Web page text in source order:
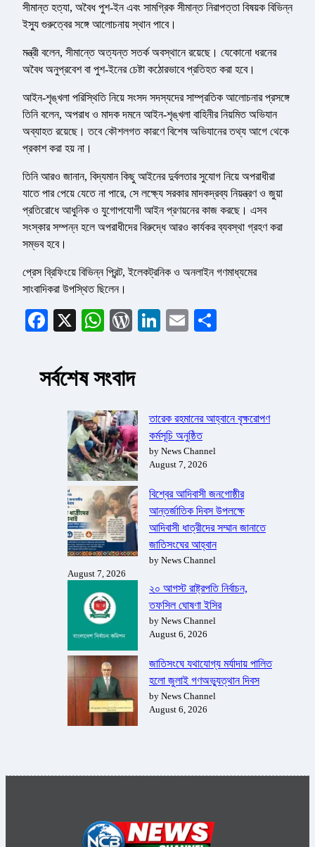
সীমান্ত হত্যা, অবৈধ পুশ-ইন এবং সামগ্রিক সীমান্ত নিরাপত্তা বিষয়ক বিভিন্ন
ইস্যু গুরুত্বের সঙ্গে আলোচনায় স্থান পাবে।
মন্ত্রী বলেন, সীমান্তে অত্যন্ত সতর্ক অবস্থানে রয়েছে। যেকোনো ধরনের
অবৈধ অনুপ্রবেশ বা পুশ-ইনের চেষ্টা কঠোরভাবে প্রতিহত করা হবে।
আইন-শৃঙ্খলা পরিস্থিতি নিয়ে সংসদ সদস্যদের সাম্প্রতিক আলোচনার প্রসঙ্গে
তিনি বলেন, অপরাধ ও মাদক দমনে আইন-শৃঙ্খলা বাহিনীর নিয়মিত অভিযান
অব্যাহত রয়েছে। তবে কৌশলগত কারণে বিশেষ অভিযানের তথ্য আগে থেকে
প্রকাশ করা হয় না।
তিনি আরও জানান, বিদ্যমান কিছু আইনের দুর্বলতার সুযোগ নিয়ে অপরাধীরা
যাতে পার পেয়ে যেতে না পারে, সে লক্ষ্যে সরকার মাদকদ্রব্য নিয়ন্ত্রণ ও জুয়া
প্রতিরোধে আধুনিক ও যুগোপযোগী আইন প্রণয়নের কাজ করছে। এসব
সংস্কার সম্পন্ন হলে অপরাধীদের বিরুদ্ধে আরও কার্যকর ব্যবস্থা গ্রহণ করা
সম্ভব হবে।
প্রেস ব্রিফিংয়ে বিভিন্ন প্রিন্ট, ইলেকট্রনিক ও অনলাইন গণমাধ্যমের
সাংবাদিকরা উপস্থিত ছিলেন।
Facebook
X WhatsApp
WordPress
LinkedIn
Email
সর্বশেষ সংবাদ
তারেক রহমানের আহ্বানে বৃক্ষরোপণ
কর্মসূচি অনুষ্ঠিত
by News Channel
August 7, 2026
বিশ্বের আদিবাসী জনগোষ্ঠীর
আন্তর্জাতিক দিবস উপলক্ষে
আদিবাসী ধাত্রীদের সম্মান জানাতে
জাতিসংঘের আহ্বান
by News Channel
August 7, 2026
২০ আগস্ট রাষ্ট্রপতি নির্বাচন,
তফসিল ঘোষণা ইসির
by News Channel
August 6, 2026
জাতিসংঘে যথাযোগ্য মর্যাদায় পালিত
হলো জুলাই গণঅভ্যুত্থান দিবস
by News Channel
August 6, 2026